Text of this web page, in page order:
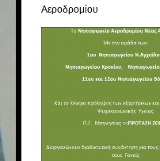
Αεροδρομίου